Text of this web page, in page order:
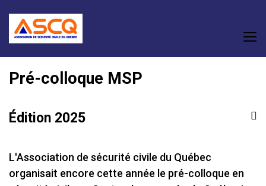
Pré-colloque MSP
Édition 2025
L'Association de sécurité civile du Québec
organisait encore cette année le pré-colloque en